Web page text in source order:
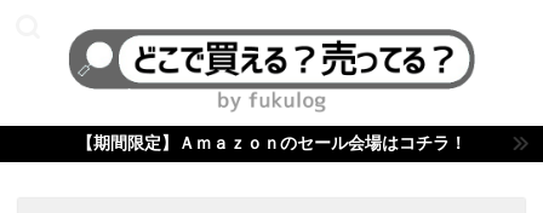
【期間限定】Ａｍａｚｏｎのセール会場はコチラ！